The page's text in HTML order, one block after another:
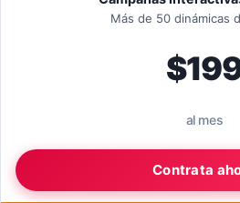
Más de 50 dinámicas
al mes
Contrata